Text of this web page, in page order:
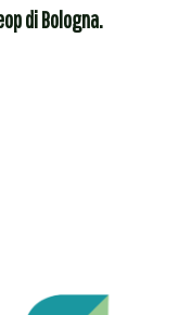
di Bologna.